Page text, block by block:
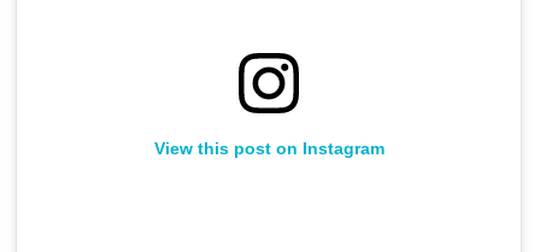
View this post on Instagram